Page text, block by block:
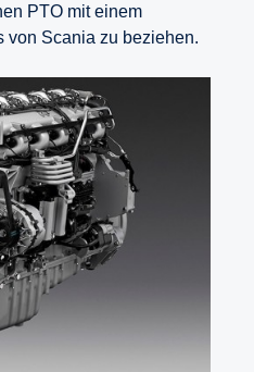
PTO mit einem
von Scania zu beziehen.